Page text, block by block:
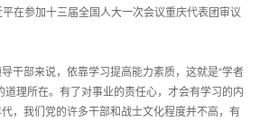
在参加十三届全国人大一次会议重庆代表团审议
干部来说，依靠学习提高能力素质，这就是“学者
道理所在。有了对事业的责任心，才会有学习的内
，我们党的许多干部和战士文化程度并不高，有